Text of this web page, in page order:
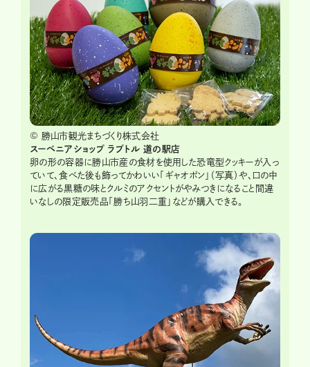
© 勝山市観光まちづくり株式会社
スーベニアショップ ラプトル 道の駅店
卵の形の容器に勝山市産の食材を使用した恐竜型クッキーが入っ
ていて、食べた後も飾ってかわいい「ギャオポン」（写真）や、口の中
に広がる黒糖の味とクルミのアクセントがやみつきになること間違
いなしの限定販売品「勝ち山羽二重」などが購入できる。